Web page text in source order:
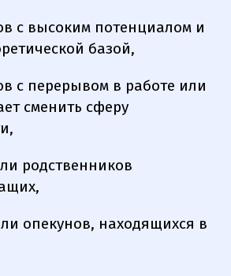
с высоким потенциалом и
базой,
с перерывом в работе или
сменить сферу
родственников
опекунов, находящихся в